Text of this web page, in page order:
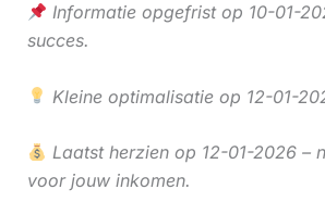
Informatie opgefrist op 10-01-
succes.
Kleine optimalisatie op 12-01-
Laatst herzien op 12-01-2026 –
voor jouw inkomen.